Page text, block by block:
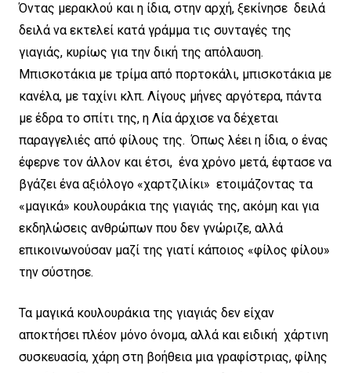
Όντας μερακλού και η ίδια, στην αρχή, ξεκίνησε δειλά
δειλά να εκτελεί κατά γράμμα τις συνταγές της
γιαγιάς, κυρίως για την δική της απόλαυση.
Μπισκοτάκια με τρίμα από πορτοκάλι, μπισκοτάκια με
κανέλα, με ταχίνι κλπ. Λίγους μήνες αργότερα, πάντα
με έδρα το σπίτι της, η Λία άρχισε να δέχεται
παραγγελιές από φίλους της. Όπως λέει η ίδια, ο ένας
έφερνε τον άλλον και έτσι, ένα χρόνο μετά, έφτασε να
βγάζει ένα αξιόλογο «χαρτζιλίκι» ετοιμάζοντας τα
«μαγικά» κουλουράκια της γιαγιάς της, ακόμη και για
εκδηλώσεις ανθρώπων που δεν γνώριζε, αλλά
επικοινωνούσαν μαζί της γιατί κάποιος «φίλος φίλου»
την σύστησε.
Τα μαγικά κουλουράκια της γιαγιάς δεν είχαν
αποκτήσει πλέον μόνο όνομα, αλλά και ειδική χάρτινη
συσκευασία, χάρη στη βοήθεια μια γραφίστριας, φίλης